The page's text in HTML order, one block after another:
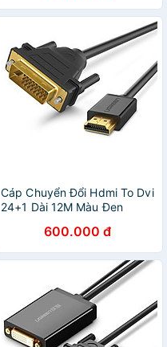
Cáp Chuyển Đổi Hdmi To Dvi
24+1 Dài 12M Màu Đen
Chính Hãng600.000 đ